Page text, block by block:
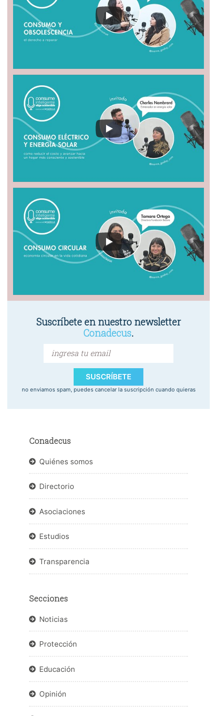
Suscríbete en nuestro newsletter
Conadecus.
SUSCRÍBETE
no enviamos spam, puedes cancelar la suscripción cuando quieras
Conadecus
Quiénes somos
Directorio
Asociaciones
Estudios
Transparencia
Secciones
Noticias
Protección
Educación
Opinión